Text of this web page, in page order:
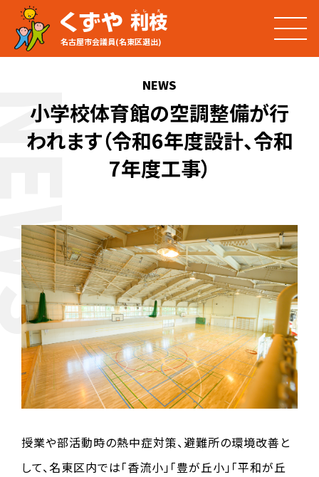
名古屋市会議員(名東区選出)
NEWS
小学校体育館の空調整備が行
われます（令和6年度設計、令和
7年度工事）
授業や部活動時の熱中症対策、避難所の環境改善と
して、名東区内では「香流小」「豊が丘小」「平和が丘